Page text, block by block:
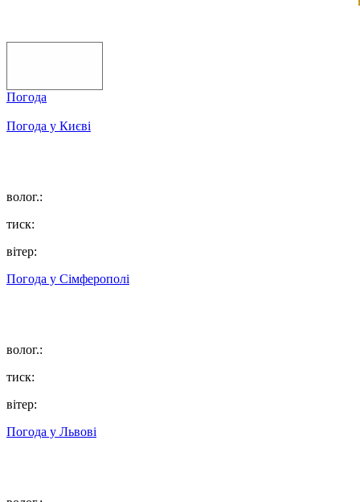
Погода
Погода у Києві
волог.:
тиск:
вітер:
Погода у Сімферополі
волог.:
тиск:
вітер:
Погода у Львові